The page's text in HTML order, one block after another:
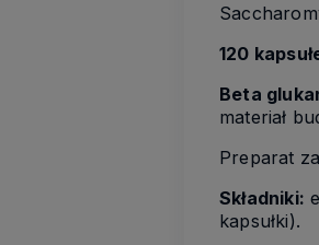
120
Beta
materiał
Preparat
Składniki:
kapsułki).